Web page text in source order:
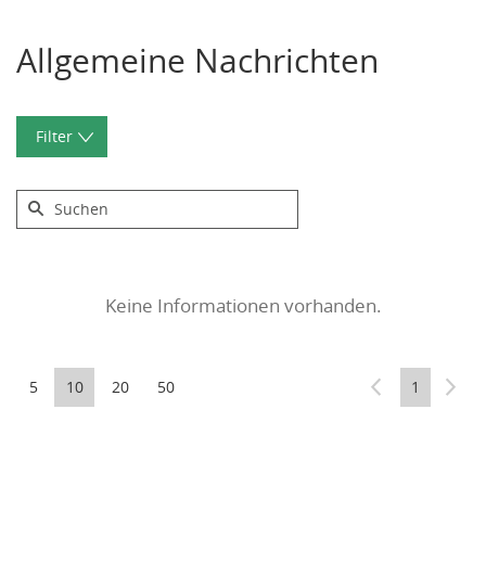
Allgemeine Nachrichten
Filter
Absender
Anhänge
vorhanden
Anwenden
Zurücksetzen
Keine Informationen vorhanden.
5 10 20 50 1